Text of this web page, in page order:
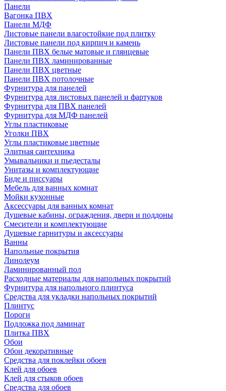
Панели
Вагонка ПВХ
Панели МДФ
Листовые панели влагостойкие под плитку
Листовые панели под кирпич и камень
Панели ПВХ белые матовые и глянцевые
Панели ПВХ ламинированные
Панели ПВХ цветные
Панели ПВХ потолочные
Фурнитура для панелей
Фурнитура для листовых панелей и фартуков
Фурнитура для ПВХ панелей
Фурнитура для МДФ панелей
Углы пластиковые
Уголки ПВХ
Углы пластиковые цветные
Элитная сантехника
Умывальники и пьедесталы
Унитазы и комплектующие
Биде и писсуары
Мебель для ванных комнат
Мойки кухонные
Аксессуары для ванных комнат
Душевые кабины, ограждения, двери и поддоны
Смесители и комплектующие
Душевые гарнитуры и аксессуары
Ванны
Напольные покрытия
Линолеум
Ламинированный пол
Расходные материалы для напольных покрытий
Фурнитура для напольного плинтуса
Средства для укладки напольных покрытий
Плинтус
Пороги
Подложка под ламинат
Плитка ПВХ
Обои
Обои декоративные
Средства для поклейки обоев
Клей для обоев
Клей для стыков обоев
Средства для обоев